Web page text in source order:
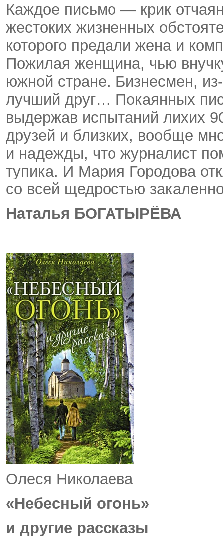
Каждое письмо — крик
жестоких жизненных
которого предали жена и
Пожилая женщина, чью
южной стране. Бизнесмен,
лучший друг… Покаянных
выдержав испытаний лихих
друзей и близких, вообще
и надежды, что журналист
тупика. И Мария Городова
со всей щедростью
Наталья БОГАТЫРЁВА
Олеся Николаева
«Небесный огонь»
и другие рассказы